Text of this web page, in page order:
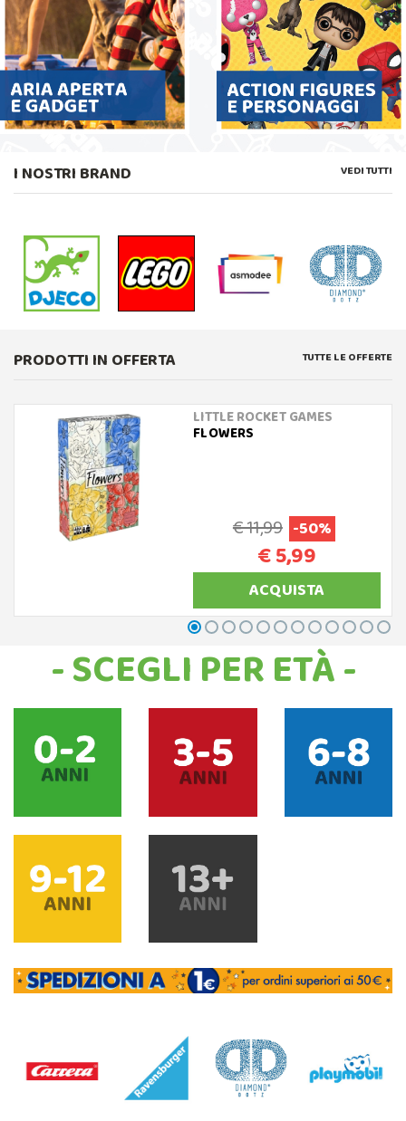
I NOSTRI BRAND VEDI TUTTI
PRODOTTI IN OFFERTA TUTTE LE OFFERTE
LITTLE ROCKET GAMES
FLOWERS
€ 11,99 -50%
€ 5,99
ACQUISTA
- SCEGLI PER ETÀ -